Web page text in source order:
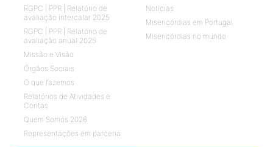
RGPC | PPR | Relatório de
avaliação intercalar 2025
RGPC | PPR | Relatório de
avaliação anual 2025
Missão e Visão
Órgãos Sociais
O que fazemos
Relatórios de Atividades e
Contas
Quem Somos 2026
Representações em parceria
Notícias
Misericórdias em Portugal
Misericórdias no mundo